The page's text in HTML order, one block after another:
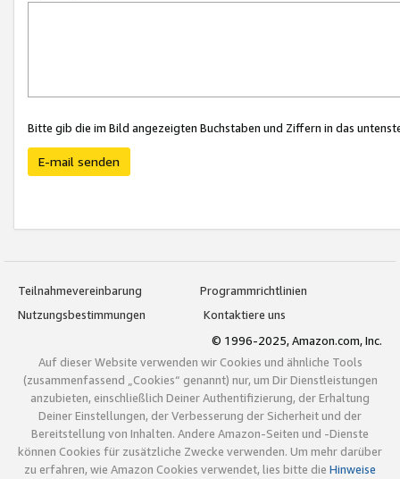
Bitte gib die im Bild angezeigten Buchstaben und Ziffern in das
E-mail senden
Teilnahmevereinbarung
Programmrichtlinien
Nutzungsbestimmungen
Kontaktiere uns
© 1996-2025, Amazon.com, Inc.
Auf dieser Website verwenden wir Cookies und ähnliche Tools
(zusammenfassend „Cookies“ genannt) nur, um Dir Dienstleistungen
anzubieten, einschließlich Deiner Authentifizierung, der Erhaltung
Deiner Einstellungen, der Verbesserung der Sicherheit und der
Bereitstellung von Inhalten. Andere Amazon-Seiten und -Dienste
können Cookies für zusätzliche Zwecke verwenden. Um mehr darüber
zu erfahren, wie Amazon Cookies verwendet, lies bitte die Hinweise